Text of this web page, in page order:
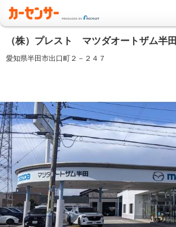
（株）プレスト マツダオートザム半田
愛知県半田市出口町２－２４７